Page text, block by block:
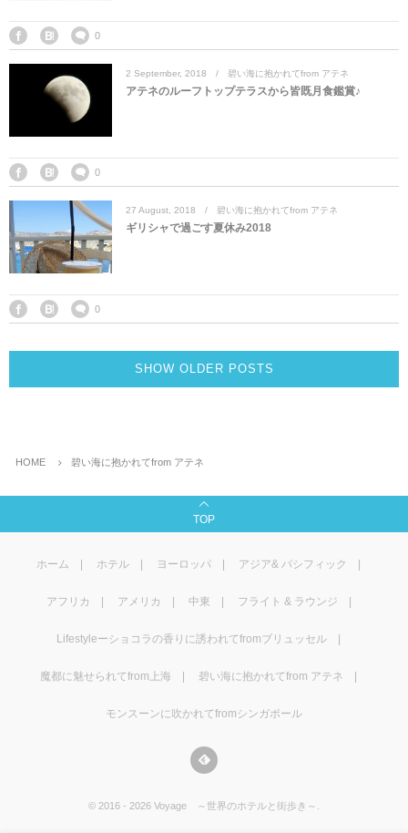
0
2 September, 2018 碧い海に抱かれてfrom アテネ
アテネのルーフトップテラスから皆既月食鑑賞♪
0
27 August 2018 碧い海に抱かれてfrom アテネ
ギリシャで過ごす夏休み2018
0
SHOW OLDER POSTS
HOME 碧い海に抱かれてfrom アテネ
TOP
ホーム ホテル ヨーロッパ アジア& パシフィック
アフリカ アメリカ 中東 フライト & ラウンジ
Lifestyleーショコラの香りに誘われてfromブリュッセル
魔都に魅せられてfrom上海 碧い海に抱かれてfrom アテネ
モンスーンに吹かれてfromシンガポール
© 2016 - 2026 Voyage ～世界のホテルと街歩き～